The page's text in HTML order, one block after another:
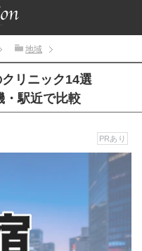
地域
リニック14選
・駅近で比較
PRあり